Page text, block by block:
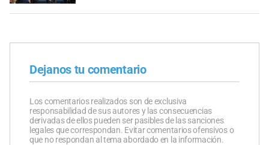
Dejanos tu comentario
Los comentarios realizados son de exclusiva
responsabilidad de sus autores y las consecuencias
derivadas de ellos pueden ser pasibles de las sanciones
legales que correspondan. Evitar comentarios ofensivos o
que no respondan al tema abordado en la información.